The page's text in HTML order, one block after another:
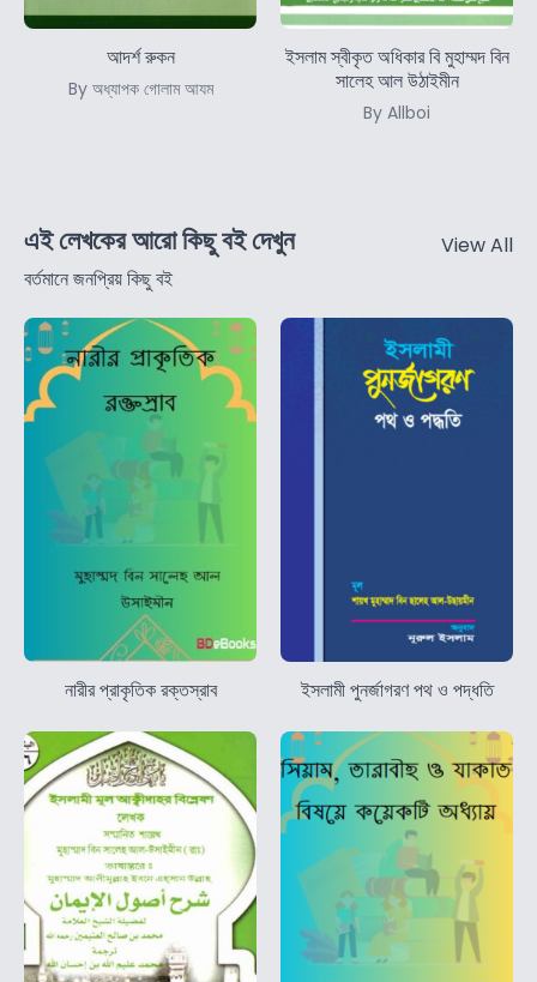
আদর্শ রুকন
By অধ্যাপক গোলাম আযম
ইসলাম স্বীকৃত অধিকার বি মুহাম্মদ বিন
সালেহ আল উঠাইমীন
By Allboi
এই লেখকের আরো কিছু বই দেখুন
বর্তমানে জনপ্রিয় কিছু বই
View All
নারীর প্রাকৃতিক রক্তস্রাব ইসলামী পুনর্জাগরণ পথ ও পদ্ধতি